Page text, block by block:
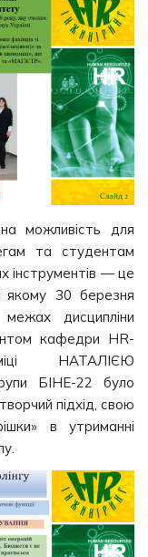
можливість для
та студентам
інструментів — це
якому 30 березня
дисципліни
кафедри HR-
НАТАЛІЄЮ
БІНЕ-22 було
підхід, свою
в утриманні